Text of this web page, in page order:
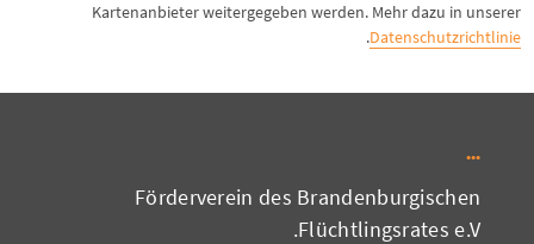
Kartenanbieter weitergegeben werden. Mehr dazu in unserer
Datenschutzrichtlinie
.
Förderverein des Brandenburgischen
Flüchtlingsrates e.V.